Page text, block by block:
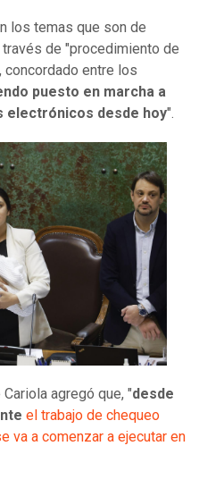
los temas que son de
de "procedimiento de
concordado entre los
puesto en marcha a
electrónicos desde hoy".
agregó que, "desde
el trabajo de chequeo
va a comenzar a ejecutar en